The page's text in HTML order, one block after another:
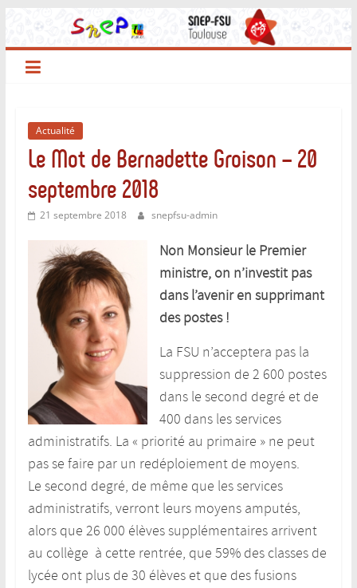
contenu
Actualité
Le Mot de Bernadette Groison – 20
septembre 2018
21 septembre 2018 snepfsu-admin
Non Monsieur le Premier
ministre, on n’investit pas
dans l’avenir en supprimant
des postes !
La FSU n’acceptera pas la
suppression de 2 600 postes
dans le second degré et de
400 dans les services
administratifs. La « priorité au primaire » ne peut
pas se faire par un redéploiement de moyens.
Le second degré, de même que les services
administratifs, verront leurs moyens amputés,
alors que 26 000 élèves supplémentaires arrivent
au collège à cette rentrée, que 59% des classes de
lycée ont plus de 30 élèves et que des fusions